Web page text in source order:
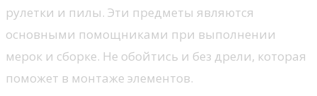
рулетки и пилы. Эти предметы являются
основными помощниками при выполнении
мерок и сборке. Не обойтись и без дрели, которая
поможет в монтаже элементов.